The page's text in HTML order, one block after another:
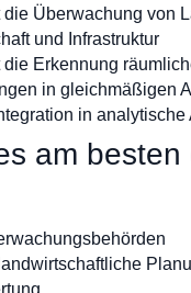
die Überwachung von
und Infrastruktur
die Erkennung
in gleichmäßigen
in
am